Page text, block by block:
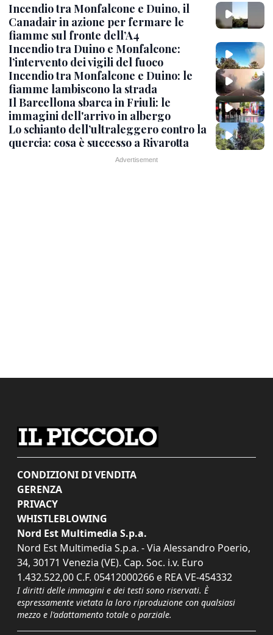
Incendio tra Monfalcone e Duino, il
Canadair in azione per fermare le
fiamme sul fronte dell’A4
Incendio tra Duino e Monfalcone:
l’intervento dei vigili del fuoco
Incendio tra Monfalcone e Duino: le
fiamme lambiscono la strada
Il Barcellona sbarca in Friuli: le
immagini dell'arrivo in albergo
Lo schianto dell’ultraleggero contro la
quercia: cosa è successo a Rivarotta
CONDIZIONI DI VENDITA
GERENZA
PRIVACY
WHISTLEBLOWING
Nord Est Multimedia S.p.a.
Nord Est Multimedia S.p.a. - Via Alessandro Poerio,
34, 30171 Venezia (VE). Cap. Soc. i.v. Euro
1.432.522,00 C.F. 05412000266 e REA VE-454332
I diritti delle immagini e dei testi sono riservati. È
espressamente vietata la loro riproduzione con qualsiasi
mezzo e l'adattamento totale o parziale.